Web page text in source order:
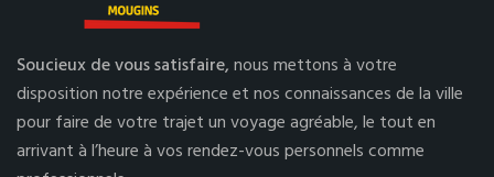
Soucieux de vous satisfaire,nous mettons à votre
disposition notre expérience et nos connaissances de la ville
pour faire de votre trajet un voyage agréable, le tout en
arrivant à l’heure à vos rendez-vous personnels comme